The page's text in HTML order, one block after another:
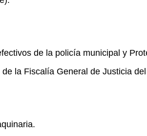
de la policía municipal y
la Fiscalía General de Justicia